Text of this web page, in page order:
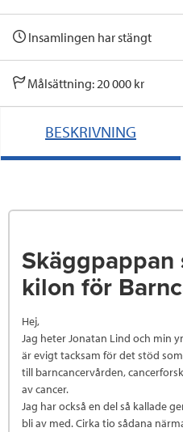
Insamlingen har stängt
Målsättning: 20 000 kr
BESKRIVNING
Skäggpappan
kilon för
Hej,
Jag heter Jonatan Lind och min
är evigt tacksam för det stöd
till barncancervården,
av cancer.
Jag har också en del så kallade
bli av med. Cirka tio sådana